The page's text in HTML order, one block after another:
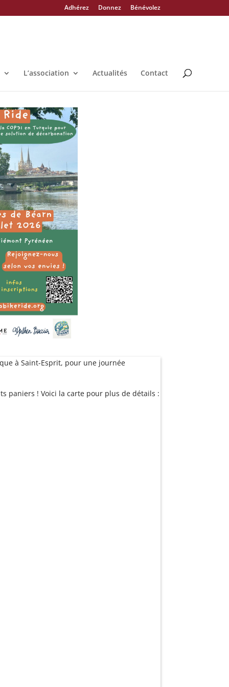
Adhérez Donnez Bénévolez
L’association Actualités Contact
à Saint-Esprit, pour une journée
paniers ! Voici la carte pour plus de détails :